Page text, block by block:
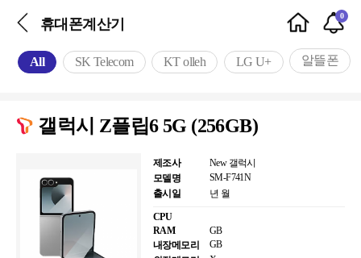
휴대폰계산기
0
All SK Telecom KT olleh LG U+ 알뜰폰
갤럭시 Z플립6 5G (256GB)
제조사
New 갤럭시
모델명
SM-F741N
출시일
년 월
CPU
RAM
GB
내장메모리
GB